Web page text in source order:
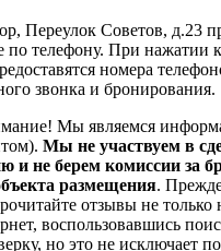
Переулок Советов, д.23
по телефону. При нажатии
номера
звонка и бронирования.
Мы являемся
Мы не участвуем в
и не берем комиссии за
размещения.
отзывы не
воспользовавшись
но это не исключает